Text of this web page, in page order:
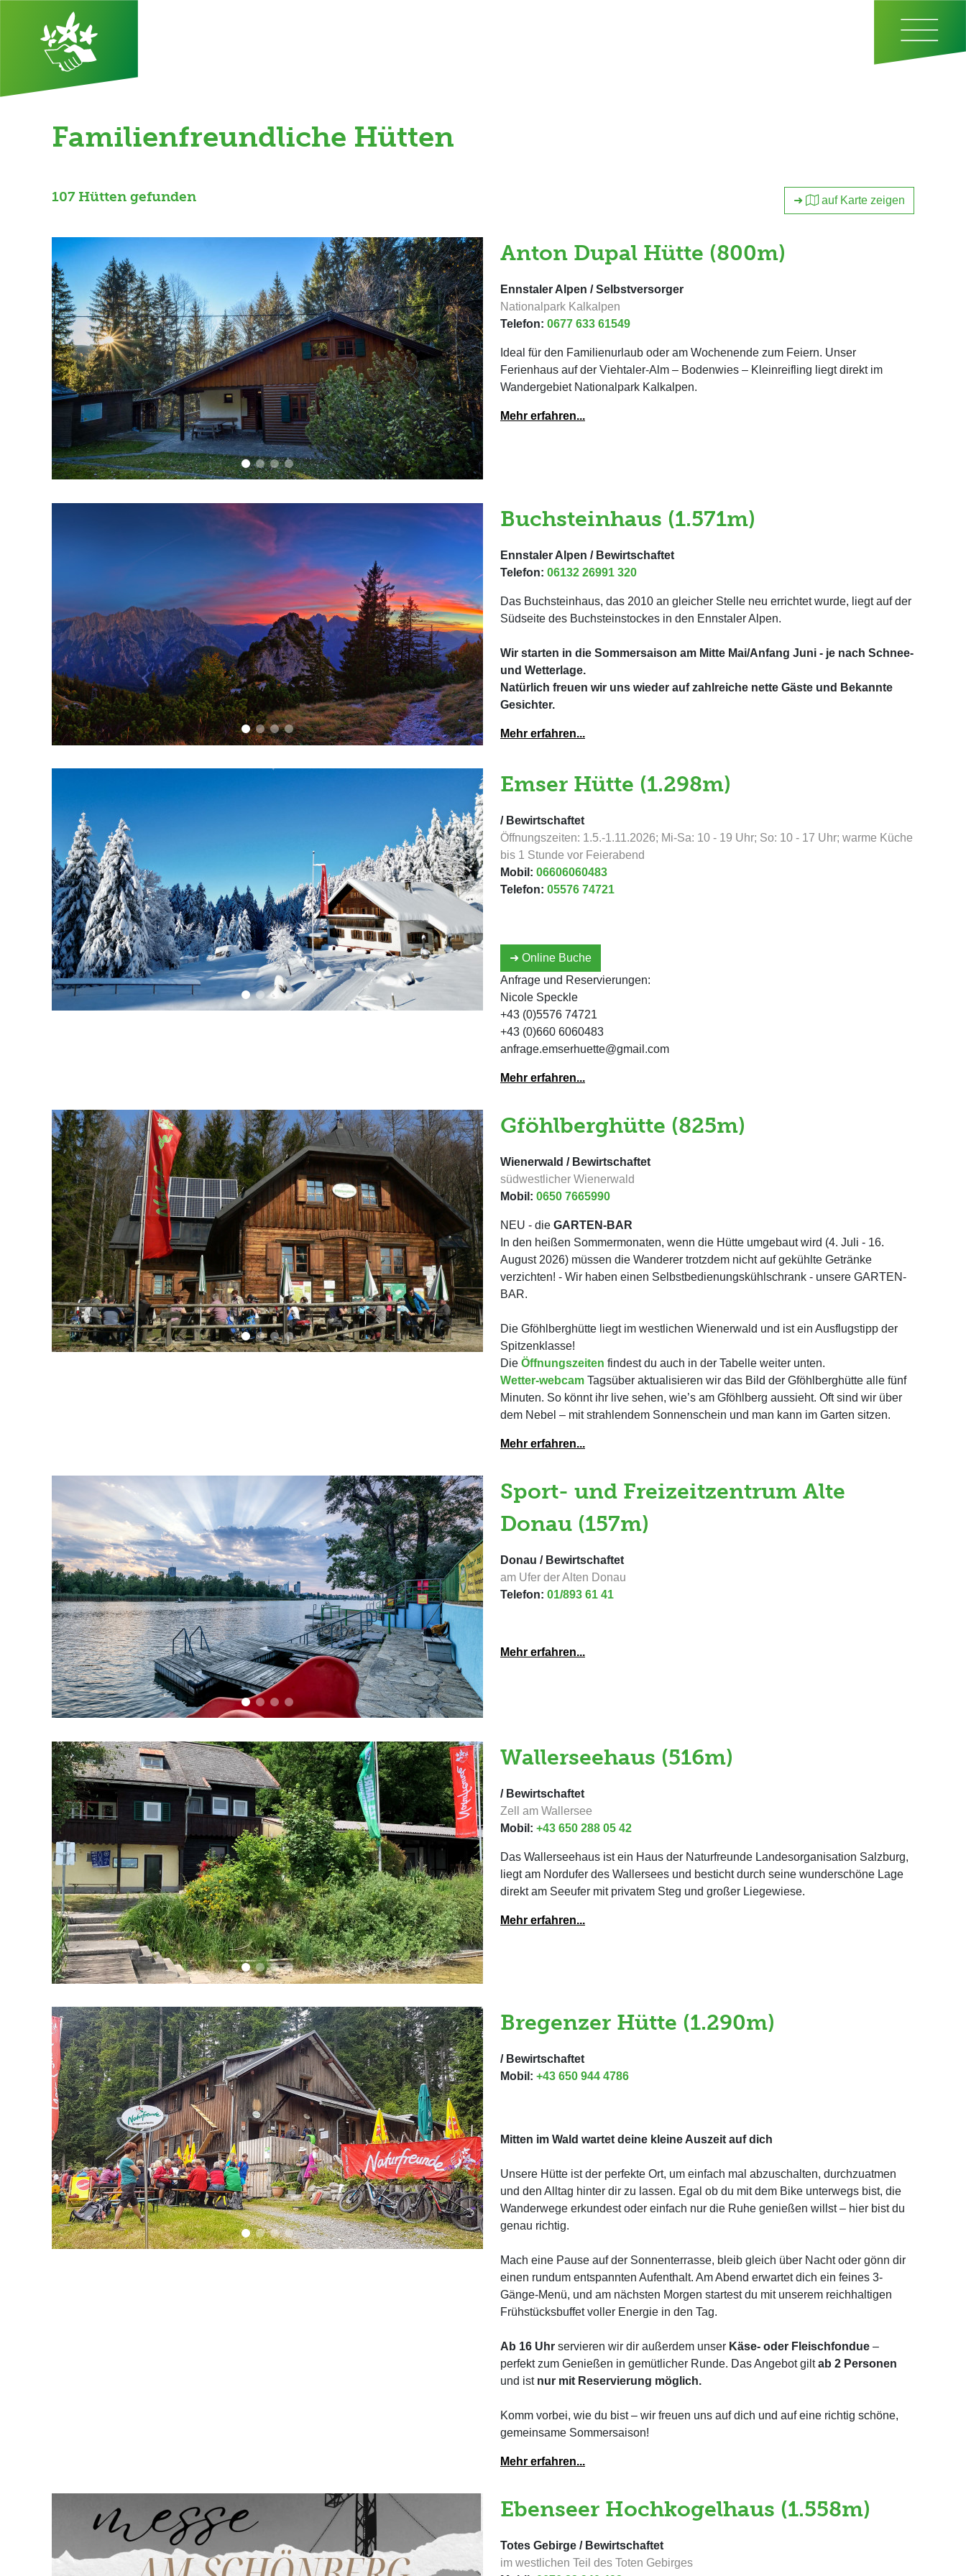
Familienfreundliche Hütten
107 Hütten gefunden ➜ auf Karte zeigen
Anton Dupal Hütte (800m)
Ennstaler Alpen / Selbstversorger
Nationalpark Kalkalpen
Telefon: 0677 633 61549
Ideal für den Familienurlaub oder am Wochenende zum Feiern. Unser
Ferienhaus auf der Viehtaler-Alm – Bodenwies – Kleinreifling liegt direkt im
Wandergebiet Nationalpark Kalkalpen.
Mehr erfahren...
Buchsteinhaus (1.571m)
Ennstaler Alpen / Bewirtschaftet
Telefon: 06132 26991 320
Das Buchsteinhaus, das 2010 an gleicher Stelle neu errichtet wurde, liegt auf der
Südseite des Buchsteinstockes in den Ennstaler Alpen.
Wir starten in die Sommersaison am Mitte Mai/Anfang Juni - je nach Schnee-
und Wetterlage.
Natürlich freuen wir uns wieder auf zahlreiche nette Gäste und Bekannte
Gesichter.
Mehr erfahren...
Emser Hütte (1.298m)
/ Bewirtschaftet
Öffnungszeiten: 1.5.-1.11.2026; Mi-Sa: 10 - 19 Uhr; So: 10 - 17 Uhr; warme Küche
bis 1 Stunde vor Feierabend
Mobil: 06606060483
Telefon: 05576 74721
➜ Online Buche
Anfrage und Reservierungen:
Nicole Speckle
+43 (0)5576 74721
+43 (0)660 6060483
anfrage.emserhuette@gmail.com
Mehr erfahren...
Gföhlberghütte (825m)
Wienerwald / Bewirtschaftet
südwestlicher Wienerwald
Mobil: 0650 7665990
NEU - die GARTEN-BAR
In den heißen Sommermonaten, wenn die Hütte umgebaut wird (4. Juli - 16.
August 2026) müssen die Wanderer trotzdem nicht auf gekühlte Getränke
verzichten! - Wir haben einen Selbstbedienungskühlschrank - unsere GARTEN-
BAR.
Die Gföhlberghütte liegt im westlichen Wienerwald und ist ein Ausflugstipp der
Spitzenklasse!
Die Öffnungszeiten findest du auch in der Tabelle weiter unten.
Wetter-webcam Tagsüber aktualisieren wir das Bild der Gföhlberghütte alle fünf
Minuten. So könnt ihr live sehen, wie’s am Gföhlberg aussieht. Oft sind wir über
dem Nebel – mit strahlendem Sonnenschein und man kann im Garten sitzen.
Mehr erfahren...
Sport- und Freizeitzentrum Alte
Donau (157m)
Donau / Bewirtschaftet
am Ufer der Alten Donau
Telefon: 01/893 61 41
Mehr erfahren...
Wallerseehaus (516m)
/ Bewirtschaftet
Zell am Wallersee
Mobil: +43 650 288 05 42
Das Wallerseehaus ist ein Haus der Naturfreunde Landesorganisation Salzburg,
liegt am Nordufer des Wallersees und besticht durch seine wunderschöne Lage
direkt am Seeufer mit privatem Steg und großer Liegewiese.
Mehr erfahren...
Bregenzer Hütte (1.290m)
/ Bewirtschaftet
Mobil: +43 650 944 4786
Mitten im Wald wartet deine kleine Auszeit auf dich
Unsere Hütte ist der perfekte Ort, um einfach mal abzuschalten, durchzuatmen
und den Alltag hinter dir zu lassen. Egal ob du mit dem Bike unterwegs bist, die
Wanderwege erkundest oder einfach nur die Ruhe genießen willst – hier bist du
genau richtig.
Mach eine Pause auf der Sonnenterrasse, bleib gleich über Nacht oder gönn dir
einen rundum entspannten Aufenthalt. Am Abend erwartet dich ein feines 3-
Gänge-Menü, und am nächsten Morgen startest du mit unserem reichhaltigen
Frühstücksbuffet voller Energie in den Tag.
Ab 16 Uhr servieren wir dir außerdem unser Käse- oder Fleischfondue –
perfekt zum Genießen in gemütlicher Runde. Das Angebot giltab 2 Personen
und ist nur mit Reservierung möglich.
Komm vorbei, wie du bist – wir freuen uns auf dich und auf eine richtig schöne,
gemeinsame Sommersaison!
Mehr erfahren...
Ebenseer Hochkogelhaus (1.558m)
Totes Gebirge / Bewirtschaftet
im westlichen Teil des Toten Gebirges